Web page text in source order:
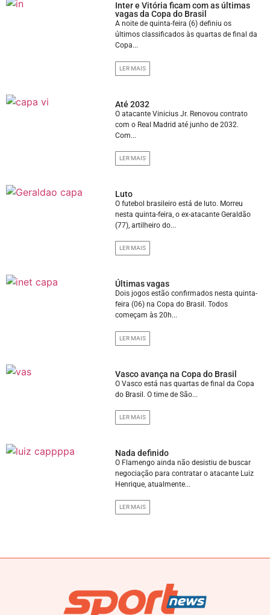
Inter e Vitória ficam com as últimas
vagas da Copa do Brasil
A noite de quinta-feira (6) definiu os
últimos classificados às quartas de final da
Copa...
LER MAIS
Até 2032
O atacante Vinicius Jr. Renovou contrato
com o Real Madrid até junho de 2032.
Com...
LER MAIS
Luto
O futebol brasileiro está de luto. Morreu
nesta quinta-feira, o ex-atacante Geraldão
(77), artilheiro do...
LER MAIS
Últimas vagas
Dois jogos estão confirmados nesta quinta-
feira (06) na Copa do Brasil. Todos
começam às 20h...
LER MAIS
Vasco avança na Copa do Brasil
O Vasco está nas quartas de final da Copa
do Brasil. O time de São...
LER MAIS
Nada definido
O Flamengo ainda não desistiu de buscar
negociação para contratar o atacante Luiz
Henrique, atualmente...
LER MAIS